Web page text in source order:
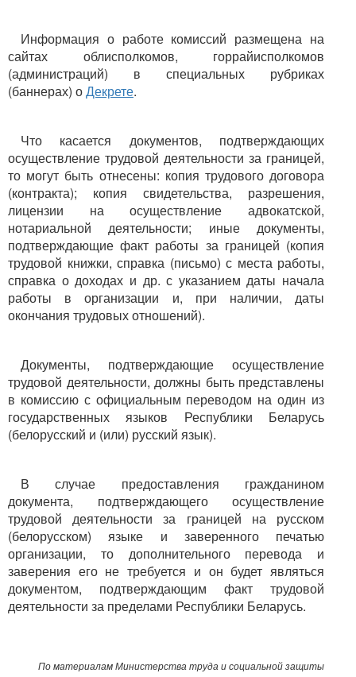
Информация о работе комиссий размещена на
сайтах облисполкомов, горрайисполкомов
(администраций) в специальных рубриках
(баннерах) оДекрете.
Что касается документов, подтверждающих
осуществление трудовой деятельности за границей,
то могут быть отнесены: копия трудового договора
(контракта); копия свидетельства, разрешения,
лицензии на осуществление адвокатской,
нотариальной деятельности; иные документы,
подтверждающие факт работы за границей (копия
трудовой книжки, справка (письмо) с места работы,
справка о доходах и др. с указанием даты начала
работы в организации и, при наличии, даты
окончания трудовых отношений).
Документы, подтверждающие осуществление
трудовой деятельности, должны быть представлены
в комиссию с официальным переводом на один из
государственных языков Республики Беларусь
(белорусский и (или) русский язык).
В случае предоставления гражданином
документа, подтверждающего осуществление
трудовой деятельности за границей на русском
(белорусском) языке и заверенного печатью
организации, то дополнительного перевода и
заверения его не требуется и он будет являться
документом, подтверждающим факт трудовой
деятельности за пределами Республики Беларусь.
По материалам Министерства труда и социальной защиты